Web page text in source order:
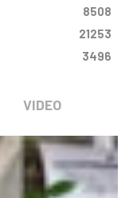
8508
21253
3496
VIDEO